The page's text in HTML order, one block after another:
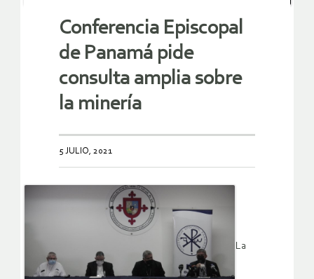
Conferencia Episcopal
de Panamá pide
consulta amplia sobre
la minería
5 JULIO, 2021
La